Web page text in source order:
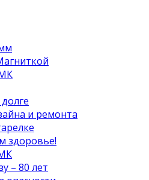
и ремонта
здоровье!
– 80 лет